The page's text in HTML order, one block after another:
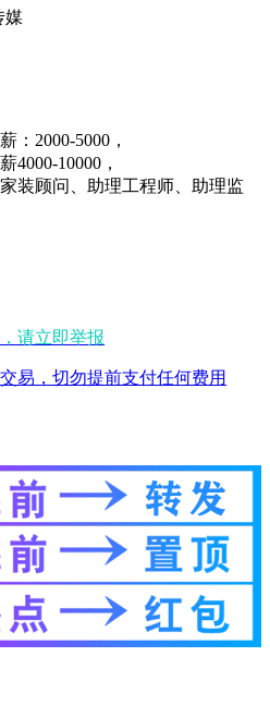
媒
：2000-5000，
4000-10000，
装顾问、助理工程师、助理监
请立即举报
易，切勿提前支付任何费用